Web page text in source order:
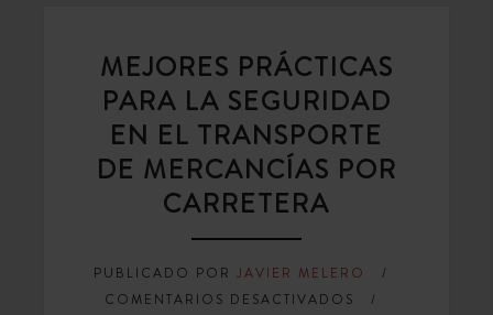
MEJORES PRÁCTICAS
PARA LA SEGURIDAD
EN EL TRANSPORTE
DE MERCANCÍAS POR
CARRETERA
PUBLICADO POR JAVIER MELERO
COMENTARIOS DESACTIVADOS EN